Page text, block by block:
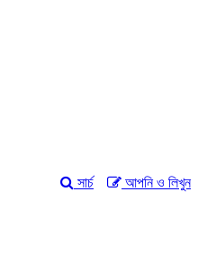
আপনি ও লিখুন
সার্চ